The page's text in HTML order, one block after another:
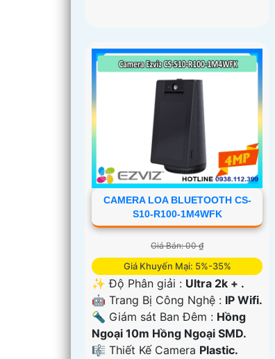
CAMERA LOA BLUETOOTH CS-
S10-R100-1M4WFK
Giá Bán: 00 ₫
Giá Khuyến Mại: 5%-35%
✨ Độ Phân giải : Ultra 2k + .
🤖️ Trang Bị Công Nghệ : IP Wifi.
🔦 Giám sát Ban Đêm : Hồng
Ngoại 10m Hồng Ngoại SMD.
🎼️ Thiết Kế Camera Plastic.